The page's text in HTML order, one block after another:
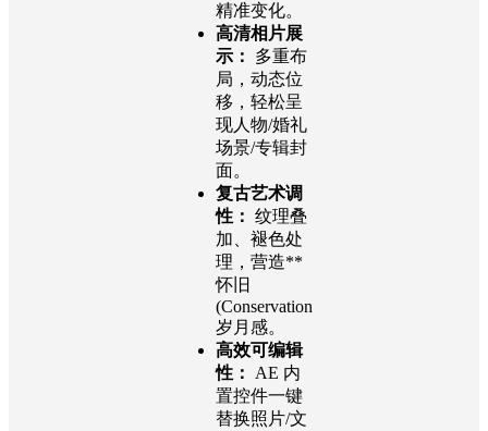
精准变化。
高清相片展
示：
多重布
局，动态位
移，轻松呈
现人物/婚礼
场景/专辑封
面。
复古艺术调
性： 纹理叠
加、褪色处
理，营造**
怀旧
(Conservation
岁月感。
高效可编辑
性：
AE 内
置控件一键
替换照片/文